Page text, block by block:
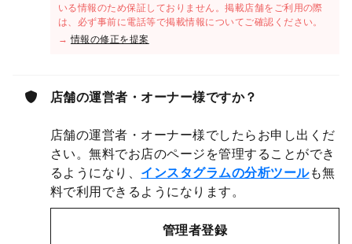
いる情報のため保証しておりません。掲載店舗をご利用の際
は、必ず事前に電話等で掲載情報についてご確認ください。
→情報の修正を提案
店舗の運営者・オーナー様ですか？
店舗の運営者・オーナー様でしたらお申し出くだ
さい。無料でお店のページを管理することができ
るようになり、 インスタグラムの分析ツールも無
料で利用できるようになります。
管理者登録